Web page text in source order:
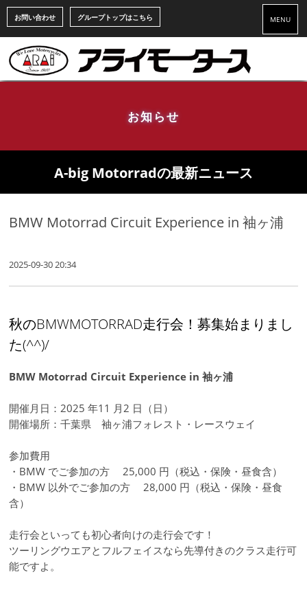
お問い合わせ グループトップはこちら MENU
お知らせ
A-big Motorradの最新ニュース
BMW Motorrad Circuit Experience in 袖ヶ浦
2025-09-30 20:34
秋のBMWMOTORRAD走行会！募集始まりまし
た(^^)/
BMW Motorrad Circuit Experience in 袖ヶ浦
開催月日：2025 年11 月2 日（日）
開催場所：千葉県 袖ヶ浦フォレスト・レースウェイ
参加費用
・BMW でご参加の方 25,000 円（税込・保険・昼食含）
・BMW 以外でご参加の方 28,000 円（税込・保険・昼食
含）
走行会といっても初心者向けの走行会です！
ツーリングウエアとフルフェイスなら先導付きのクラス走行可
能ですよ。